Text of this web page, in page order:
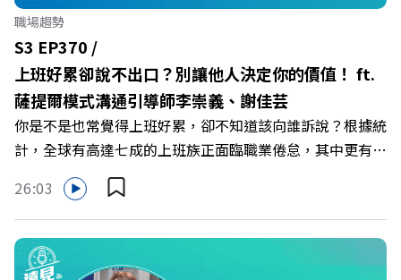
遠 +++++ 🫧清除腦袋的盲點，也順手理清生活的雜亂。 點
開看質感養成術>> https://gvmkt.pse.is/9al3px ✨關注
《遠見》更多的社群： LINE：https://reurl.cc/A4ELQp
IG：https://bit.ly/3AjBWNV YT：https://bit.ly/38jNi9k
Powered by Firstory Hosting
職場趨勢
S3 EP370 /
上班好累卻說不出口？別讓他人決定你的價值！ ft.
薩提爾模式溝通引導師李崇義、謝佳芸
你是不是也常覺得上班好累，卻不知道該向誰訴說？根據統
計，全球有高達七成的上班族正面臨職業倦怠，其中更有三
成默默承受著「沉默的倦怠」。當主管的期待、同儕的競爭
與承上啟下的壓力成為日常，身在職場的我們該如何停止無
止境的自我懷疑，在人際風暴中找回安頓內心的力量？ 本
集《遠見ON AIR》邀請新書《透視職場冰山》作者、薩提
爾模式溝通引導師李崇義與謝佳芸，教你如何看穿職場底層
26:03